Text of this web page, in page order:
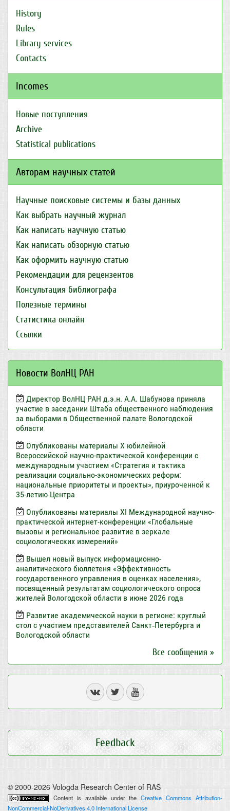
History
Rules
Library services
Contacts
Incomes
Новые поступления
Archive
Statistical publications
Авторам научных статей
Научные поисковые системы и базы данных
Как выбрать научный журнал
Как написать научную статью
Как написать обзорную статью
Как оформить научную статью
Рекомендации для рецензентов
Консультация библиографа
Полезные термины
Статистика онлайн
Ссылки
Новости ВолНЦ РАН
Директор ВолНЦ РАН д.э.н. А.А. Шабунова приняла
участие в заседании Штаба общественного наблюдения
за выборами в Общественной палате Вологодской
области
Опубликованы материалы X юбилейной
Всероссийской научно-практической конференции с
международным участием «Стратегия и тактика
реализации социально-экономических реформ:
национальные приоритеты и проекты», приуроченной к
35-летию Центра
Опубликованы материалы XI Международной научно-
практической интернет-конференции «Глобальные
вызовы и региональное развитие в зеркале
социологических измерений»
Вышел новый выпуск информационно-
аналитического бюллетеня «Эффективность
государственного управления в оценках населения»,
посвященный результатам социологического опроса
жителей Вологодской области в июне 2026 года
Развитие академической науки в регионе: круглый
стол с участием представителей Санкт‑Петербурга и
Вологодской области
Все сообщения »
Feedback
© 2000-2026 Vologda Research Center of RAS
Content is available under theCreative Commons Attribution-
NonCommercial-NoDerivatives 4.0 International License